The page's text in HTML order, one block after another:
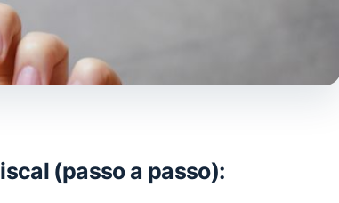
(passo a passo):